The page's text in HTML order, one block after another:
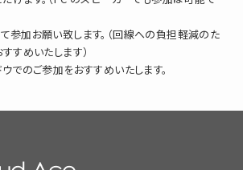
参加お願い致します。（回線への負担軽減のた
すめいたします）
でのご参加をおすすめいたします。